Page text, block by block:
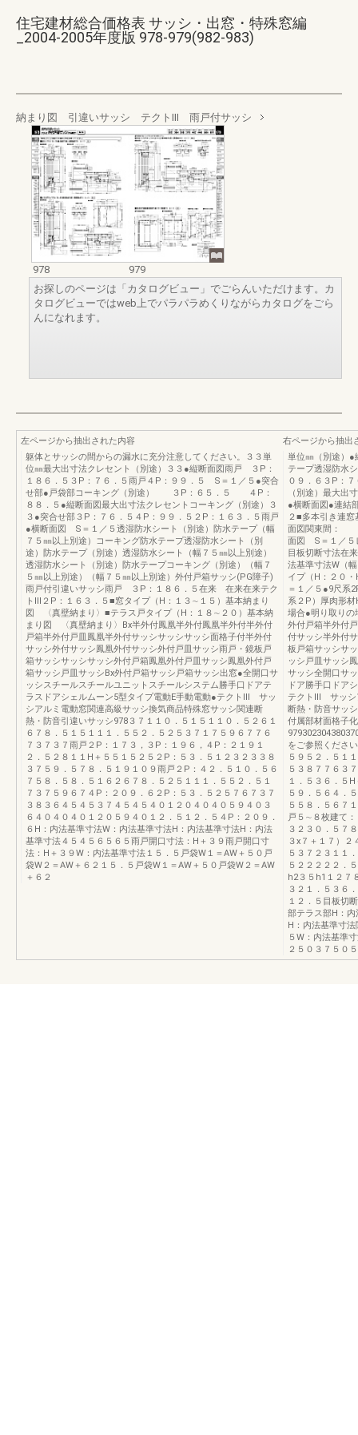
住宅建材総合価格表 サッシ・出窓・特殊窓編
_2004-2005年度版 978-979(982-983)
納まり図 引違いサッシ テクトⅢ 雨戸付サッシ
978
979
お探しのページは「カタログビュー」でごらんいただけます。カ
タログビューではweb上でパラパラめくりながらカタログをごら
んになれます。
左ページから抽出された内容
躯体とサッシの間からの漏水に充分注意してください。３３単
位㎜最大出寸法クレセント（別途）３３●縦断面図雨戸 ３P：
１８６．５３P：７６．５雨戸４P：９９．５ S＝１／５●突合
せ部●戸袋部コーキング（別途） ３P：６５．５ ４P：
８８．５●縦断面図最大出寸法クレセントコーキング（別途）３
３●突合せ部３P：７６．５４P：９９．５２P：１６３．５雨戸
●横断面図 S＝１／５透湿防水シート（別途）防水テープ（幅
７５㎜以上別途）コーキング防水テープ透湿防水シート（別
途）防水テープ（別途）透湿防水シート（幅７５㎜以上別途）
透湿防水シート（別途）防水テープコーキング（別途）（幅７
５㎜以上別途）（幅７５㎜以上別途）外付戸箱サッシ(PG障子)
雨戸付引違いサッシ雨戸 ３P：１８６．５在来 在来在来テク
トⅢ２P：１６３．５■窓タイプ（H：１３∼１５）基本納まり
図 〈真壁納まり〉■テラス戸タイプ（H：１８∼２０）基本納
まり図 〈真壁納まり〉Bx半外付鳳凰半外付鳳凰半外付半外付
戸箱半外付戸皿鳳凰半外付サッシサッシサッシ面格子付半外付
サッシ外付サッシ鳳凰外付サッシ外付戸皿サッシ雨戸・鏡板戸
箱サッシサッシサッシ外付戸箱鳳凰外付戸皿サッシ鳳凰外付戸
箱サッシ戸皿サッシBx外付戸箱サッシ戸箱サッシ出窓●全開口サ
ッシスチールスチールユニットスチールシステム勝手口ドアテ
ラスドアシェルムーン5型タイプ電動E手動電動●テクトⅢ サッ
シアルミ電動窓関連高級サッシ換気商品特殊窓サッシ関連断
熱・防音引違いサッシ978３７１１０．５１５１１０．５２６１
６７８．５１５１１１．５５２．５２５３７１７５９６７７６
７３７３７雨戸２P：１７３，３P：１９６，４P：２１９１
２．５２８１１H＋５５１５２５２P：５３．５１２３２３３８
３７５９．５７８．５１９１０９雨戸２P：４２．５１０．５６
７５８．５８．５１６２６７８．５２５１１１．５５２．５１
７３７５９６７４P：２０９．６２P：５３．５２５７６７３７
３８３６４５４５３７４５４５４０１２０４０４０５９４０３
６４０４０４０１２０５９４０１２．５１２．５４P：２０９．
６H：内法基準寸法W：内法基準寸法H：内法基準寸法H：内法
基準寸法４５４５６５６５雨戸開口寸法：H＋３９雨戸開口寸
法：H＋３９W：内法基準寸法１５．５戸袋W１＝AW＋５０戸
袋W２＝AW＋６２１５．５戸袋W１＝AW＋５０戸袋W２＝AW
＋６２
右ページから抽出
単位㎜（別途）●
テープ透湿防水
０９．６３P：
（別途）最大出
●横断面図●連
２■多本引き連
面図関東間：
面図 S＝１／５
目板切断寸法在
法基準寸法W（
イプ（H：２０
＝１／５●9尺系
系２P）厚肉形
場合●明り取りの
外付戸箱半外付
付サッシ半外付
板戸箱サッシサ
ッシ戸皿サッシ
サッシ全開口サ
ドア勝手口ドア
テクトⅢ サッシ
断熱・防音サッ
付属部材面格子
をご参照くださ
５９５２．５１
５３８７７６３
１．５３６．５
５９．５６４．
５５８．５６７
戸５∼８枚建て
３２３０．５７
３x７＋１７）
５３７２３１１
５２２２２２．
h2３５h1１２７
３２１．５３６
１２．５目板切
部テラス部H：
H：内法基準寸
５W：内法基準
２５０３７５０